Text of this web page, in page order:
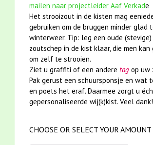
mailen naar projectleider Aaf Verkade
Het strooizout in de kisten mag
gebruiken om de bruggen minder glad
winterweer. Tip: leg een oude
zoutschep in de kist klaar, die men kan
om zelf te strooien.
Ziet u graffiti of een andere tag op uw
Pak gerust een schuursponsje en wat
en poets het eraf. Daarmee zorgt u
gepersonaliseerde wij(k)kist. Veel dank!
CHOOSE OR SELECT YOUR AMOUNT